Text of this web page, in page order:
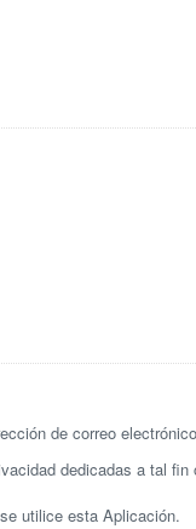
de correo
dedicadas a tal
utilice esta Aplicación.